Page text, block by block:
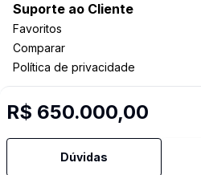
R$ 650.000,00
Dúvidas
Suporte ao Cliente
Favoritos
Comparar
Política de privacidade
Selo de